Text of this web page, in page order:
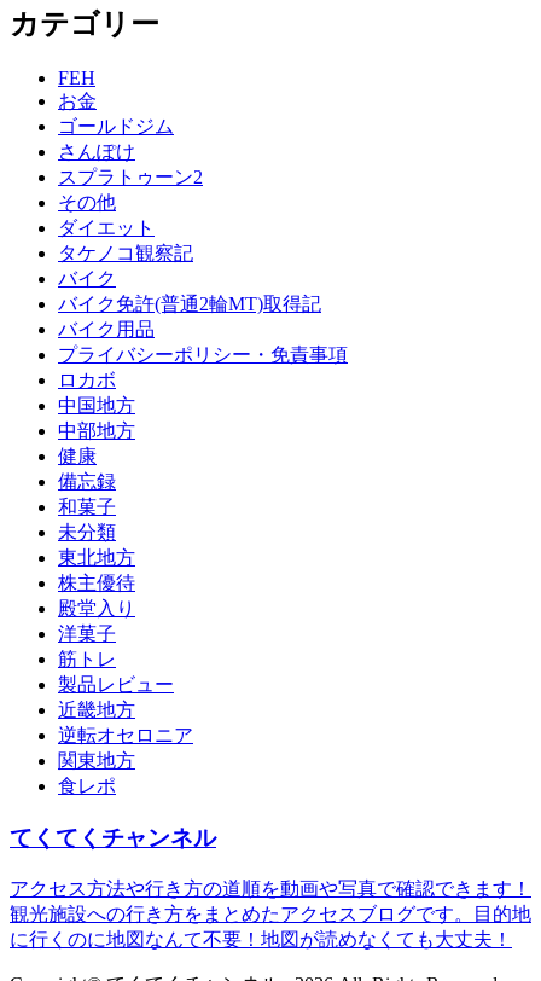
カテゴリー
FEH
お金
ゴールドジム
さんぽけ
スプラトゥーン2
その他
ダイエット
タケノコ観察記
バイク
バイク免許(普通2輪MT)取得記
バイク用品
プライバシーポリシー・免責事項
ロカボ
中国地方
中部地方
健康
備忘録
和菓子
未分類
東北地方
株主優待
殿堂入り
洋菓子
筋トレ
製品レビュー
近畿地方
逆転オセロニア
関東地方
食レポ
てくてくチャンネル
アクセス方法や行き方の道順を動画や写真で確認できます！
観光施設への行き方をまとめたアクセスブログです。目的地
に行くのに地図なんて不要！地図が読めなくても大丈夫！